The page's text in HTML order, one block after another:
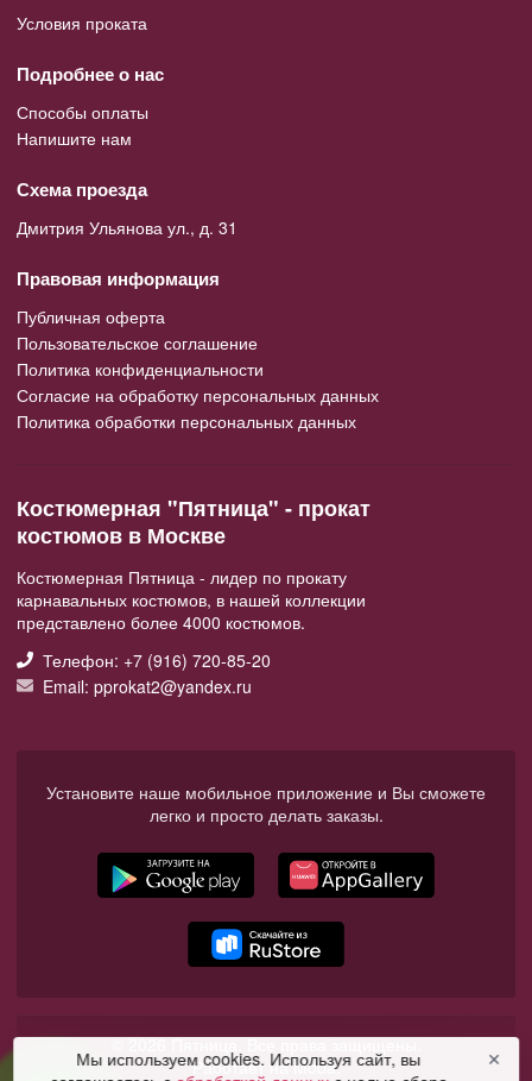
Условия проката
Подробнее о нас
Способы оплаты
Напишите нам
Схема проезда
Дмитрия Ульянова ул., д. 31
Правовая информация
Публичная оферта
Пользовательское соглашение
Политика конфиденциальности
Согласие на обработку персональных данных
Политика обработки персональных данных
Костюмерная "Пятница" - прокат
костюмов в Москве
Костюмерная Пятница - лидер по прокату
карнавальных костюмов, в нашей коллекции
представлено более 4000 костюмов.
Телефон: +7 (916) 720-85-20
Email: pprokat2@yandex.ru
Установите наше мобильное приложение и Вы сможете
легко и просто делать заказы.
© 2026 Пятница. Все права защищены.
Работает на Moba.
Мы используем cookies. Используя сайт, вы
✕